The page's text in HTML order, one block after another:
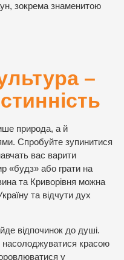
зокрема знаменитою
–
природа, а й
Спробуйте зупинитися
вас варити
«будз» або грати на
та Криворівня можна
та відчути дух
відпочинок до душі.
красою
у